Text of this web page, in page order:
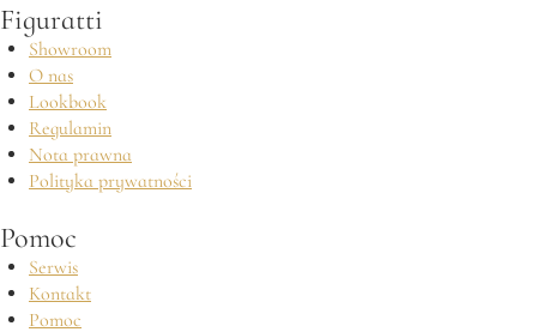
Figuratti
Showroom
O nas
Lookbook
Regulamin
Nota prawna
Polityka prywatności
Pomoc
Serwis
Kontakt
Pomoc